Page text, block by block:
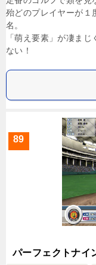
殆どのプレイヤーが１
名。
「萌え要素」が凄ま
ない！
89
パーフェクトナイ